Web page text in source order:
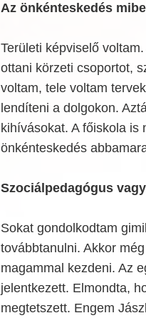
Az önkénteskedés
Területi képviselő
ottani körzeti csoportot,
voltam, tele voltam
lendíteni a dolgokon.
kihívásokat. A főiskola is
önkénteskedés
Szociálpedagógus
Sokat gondolkodtam
továbbtanulni. Akkor
magammal kezdeni. Az
jelentkezett. Elmondta,
megtetszett. Engem